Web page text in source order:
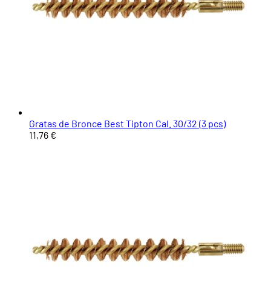
Gratas de Bronce Best Tipton Cal. 30/32 (3 pcs)
11,76 €